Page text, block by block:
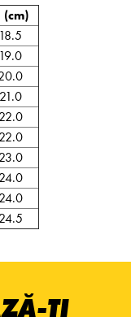
(cm)
18.5
19.0
21.0
22.0
22.0
23.0
24.0
24.0
24.5
ȚI